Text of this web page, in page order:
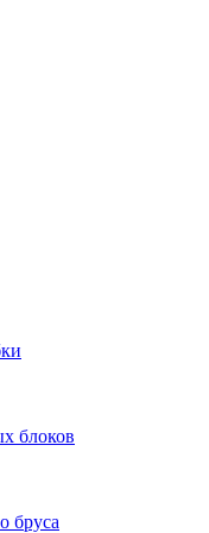
блоков
бруса